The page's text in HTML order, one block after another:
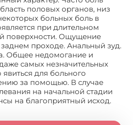
половых органов, низ
больных боль в
при длительном
поверхности. Ощущение
проходе. Анальный зуд.
Общее недомогание и
самых незначительных
для больного
за помощью. В случае
на начальной стадии
на благоприятный исход.